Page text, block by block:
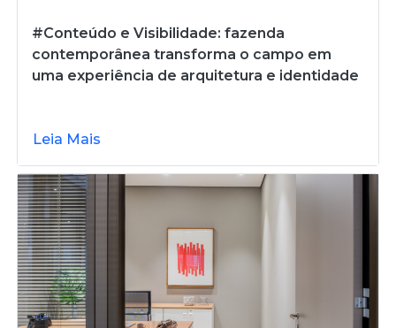
#Conteúdo e Visibilidade: fazenda
contemporânea transforma o campo em
uma experiência de arquitetura e identidade
Leia Mais